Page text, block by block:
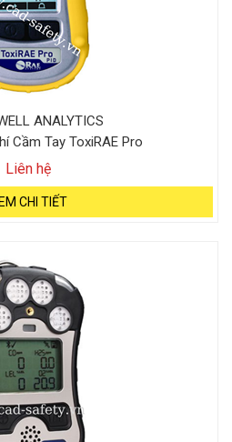
ANALYTICS
Cầm Tay ToxiRAE Pro
Liên hệ
CHI TIẾT